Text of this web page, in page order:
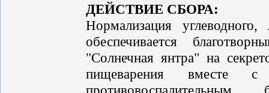
ДЕЙСТВИЕ СБОРА:
Нормализация
обеспечивается
"Солнечная янтра" на
пищеварения вместе с